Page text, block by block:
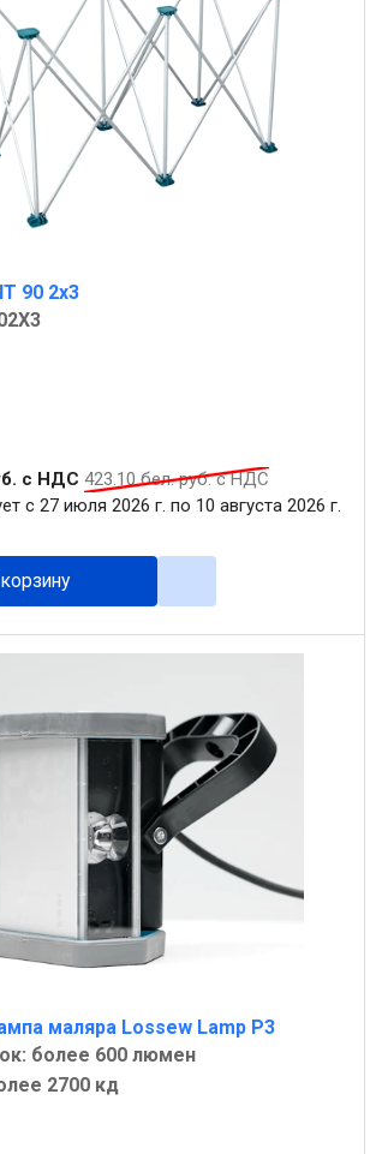
90 2х3
с НДС 423.10бел. руб. с НДС
с 27 июля 2026 г. по 10 августа 2026 г.
маляра Lossew Lamp P3
более 600 люмен
2700 кд